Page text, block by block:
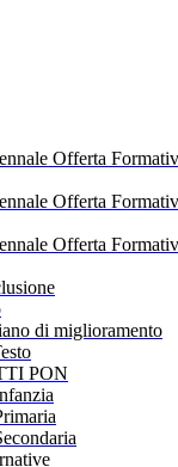
Offerta
Offerta
Offerta
di miglioramento
PON